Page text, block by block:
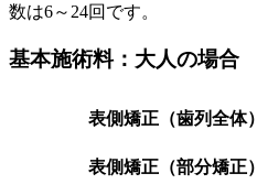
数は6～24回です。
基本施術料：大人の場合
表側矯正（歯列全体）
表側矯正（部分矯正）